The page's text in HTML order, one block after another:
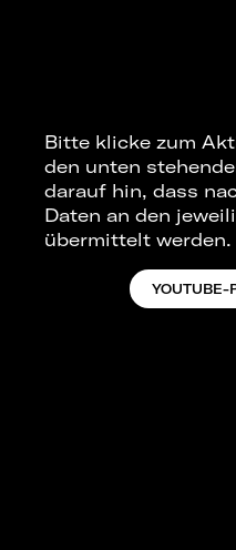
Bitte klicke zum
den unten
darauf hin, dass
Daten an den
übermittelt werden.
YOUTUBE-